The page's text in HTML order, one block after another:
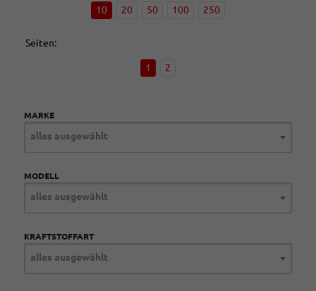
10 20 50 100 250
Seiten:
1 2
MARKE
alles ausgewählt
MODELL
alles ausgewählt
KRAFTSTOFFART
alles ausgewählt